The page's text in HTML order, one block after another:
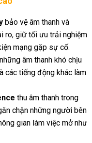
bảo vệ âm thanh và
ro, giữ tối ưu trải nghiệm
mạng gặp sự cố.
âm thanh khó chịu
các tiếng động khác làm
thu âm thanh trong
chặn những người bên
gian làm việc mở như